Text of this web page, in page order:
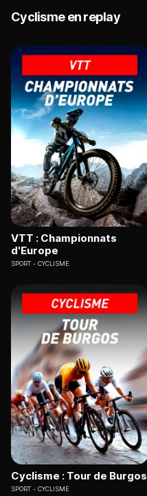
Cyclisme en replay
VTT : Championnats
d'Europe
SPORT CYCLISME
Cyclisme : Tour de Burgos
SPORT CYCLISME